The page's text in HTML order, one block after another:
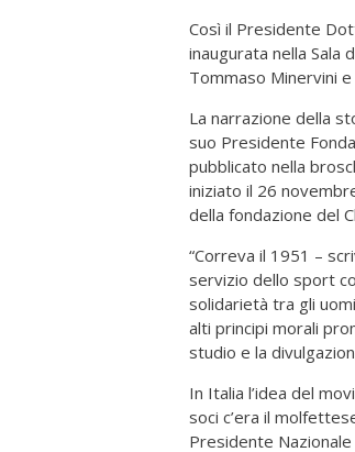
Così il Presidente
inaugurata nella Sala
Tommaso Minervini
La narrazione della
suo Presidente
pubblicato nella
iniziato il 26
della fondazione del
“Correva il 1951 –
servizio dello sport
solidarietà tra gli
alti principi morali
studio e la
In Italia l’idea del
soci c’era il
Presidente